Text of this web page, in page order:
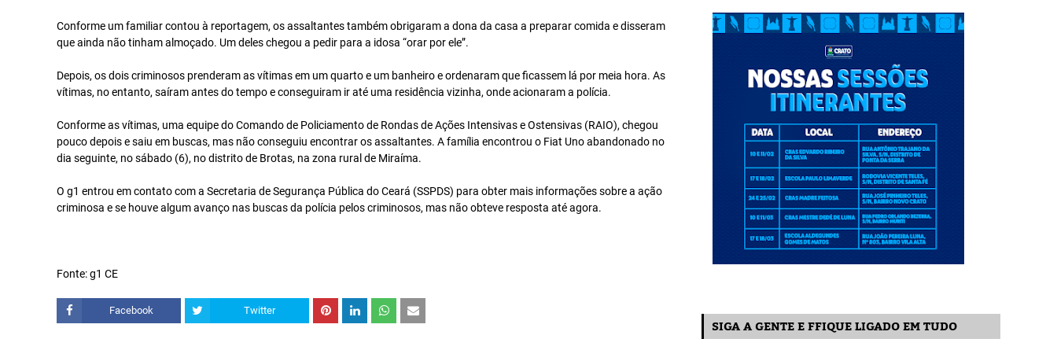
Conforme um familiar contou à reportagem, os assaltantes também obrigaram a dona da casa a preparar comida e disseram
que ainda não tinham almoçado. Um deles chegou a pedir para a idosa “orar por ele”.
Depois, os dois criminosos prenderam as vítimas em um quarto e um banheiro e ordenaram que ficassem lá por meia hora. As
vítimas, no entanto, saíram antes do tempo e conseguiram ir até uma residência vizinha, onde acionaram a polícia.
Conforme as vítimas, uma equipe do Comando de Policiamento de Rondas de Ações Intensivas e Ostensivas (RAIO), chegou
pouco depois e saiu em buscas, mas não conseguiu encontrar os assaltantes. A família encontrou o Fiat Uno abandonado no
dia seguinte, no sábado (6), no distrito de Brotas, na zona rural de Miraíma.
O g1 entrou em contato com a Secretaria de Segurança Pública do Ceará (SSPDS) para obter mais informações sobre a ação
criminosa e se houve algum avanço nas buscas da polícia pelos criminosos, mas não obteve resposta até agora.
Fonte: g1 CE
Facebook Twitter
SIGA A GENTE E FFIQUE LIGADO EM TUDO